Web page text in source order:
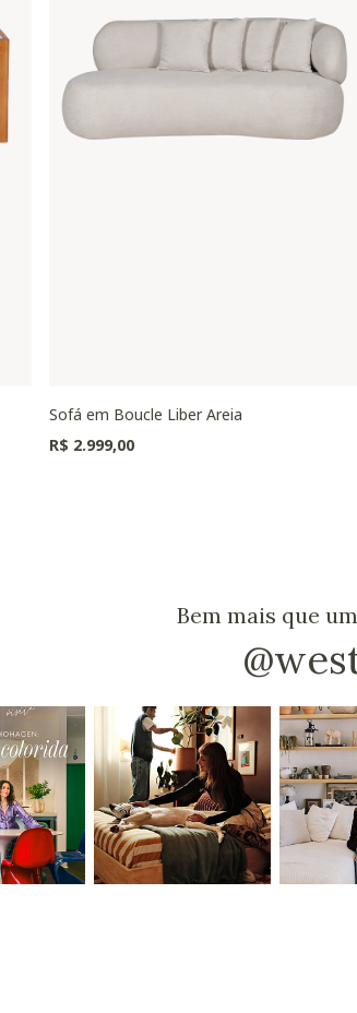
Sofá em Boucle Liber Areia
R$ 2.999,00
Bem mais que